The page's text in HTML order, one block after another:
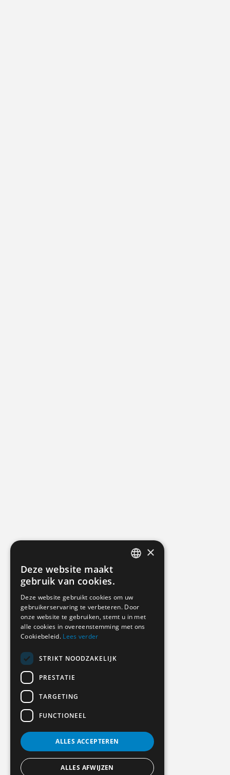
ENGLISH
×
Deze website maakt
gebruik van cookies.
Deze website gebruikt cookies om uw
gebruikerservaring te verbeteren. Door
onze website te gebruiken, stemt u in met
alle cookies in overeenstemming met ons
Cookiebeleid. Lees verder
STRIKT NOODZAKELIJK
PRESTATIE
TARGETING
FUNCTIONEEL
ALLES ACCEPTEREN
ALLES AFWIJZEN